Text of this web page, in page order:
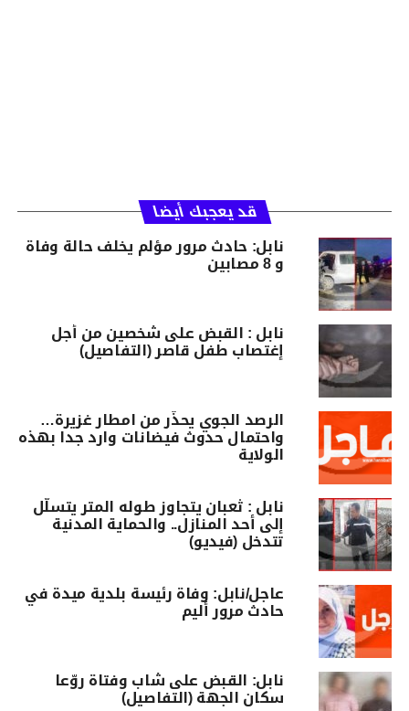
قد يعجبك أيضا
نابل: حادث مرور مؤلم يخلف حالة وفاة
و 8 مصابين
نابل : القبض على شخصين من أجل
إغتصاب طفل قاصر (التفاصيل)
الرصد الجوي يحذّر من امطار غزيرة…
واحتمال حدوث فيضانات وارد جدا بهذه
الولاية
نابل : ثعبان يتجاوز طوله المتر يتسلّل
إلى أحد المنازل.. والحماية المدنية
تتدخل (فيديو)
عاجل/نابل: وفاة رئيسة بلدية ميدة في
حادث مرور أليم
نابل: القبض على شاب وفتاة روّعا
سكان الجهة (التفاصيل)